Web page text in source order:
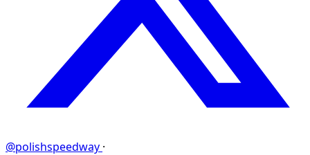
@polishspeedway ·